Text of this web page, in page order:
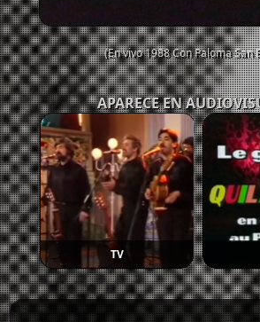
(En vivo 1988 Con Paloma San
APARECE EN
TV